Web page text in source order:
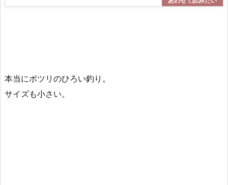
本当にポツリのひろい釣り。
サイズも小さい。